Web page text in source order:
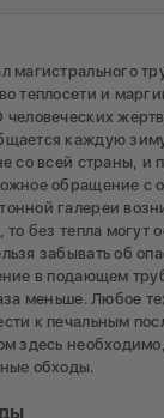
магистрального
теплосети и
каждую
со всей страны, и
обращение с
галереи
то без тепла могут
забывать об
в подающем
меньше. Любое
к печальным
здесь
обходы.